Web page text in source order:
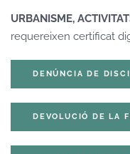
URBANISME,
requereixen certificat
DENÚNCIA DE
DEVOLUCIÓ DE LA